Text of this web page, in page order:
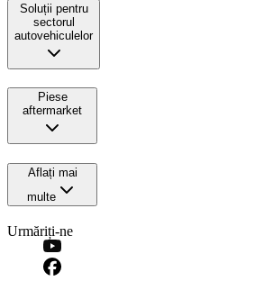
Soluții pentru
sectorul
autovehiculelor
Piese
aftermarket
Aflați mai
multe
Urmăriți-ne